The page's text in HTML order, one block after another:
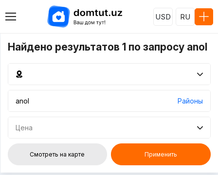
USD RU
Найдено результатов 1 по запросу anol
Районы
Цена
Смотреть на карте Применить